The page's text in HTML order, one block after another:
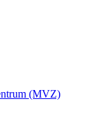
(MVZ)